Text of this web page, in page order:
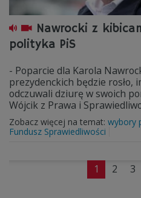
Nawrocki z
polityka PiS
- Poparcie dla Karola
prezydenckich będzie rosło,
odczuwali dziurę w swoich
Wójcik z Prawa i
Zobacz więcej na temat: wybory
Fundusz Sprawiedliwości
1 2 3